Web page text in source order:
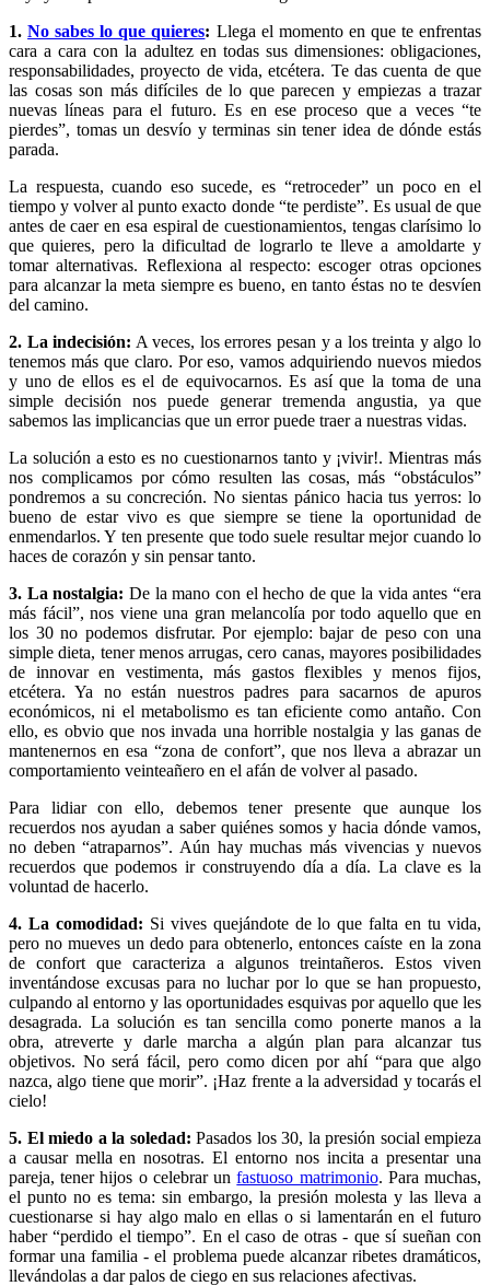
1.No sabes lo que quieres: Llega el momento en que te enfrentas
cara a cara con la adultez en todas sus dimensiones: obligaciones,
responsabilidades, proyecto de vida, etcétera. Te das cuenta de que
las cosas son más difíciles de lo que parecen y empiezas a trazar
nuevas líneas para el futuro. Es en ese proceso que a veces “te
pierdes”, tomas un desvío y terminas sin tener idea de dónde estás
parada.
La respuesta, cuando eso sucede, es “retroceder” un poco en el
tiempo y volver al punto exacto donde “te perdiste”. Es usual de que
antes de caer en esa espiral de cuestionamientos, tengas clarísimo lo
que quieres, pero la dificultad de lograrlo te lleve a amoldarte y
tomar alternativas. Reflexiona al respecto: escoger otras opciones
para alcanzar la meta siempre es bueno, en tanto éstas no te desvíen
del camino.
2. La indecisión: A veces, los errores pesan y a los treinta y algo lo
tenemos más que claro. Por eso, vamos adquiriendo nuevos miedos
y uno de ellos es el de equivocarnos. Es así que la toma de una
simple decisión nos puede generar tremenda angustia, ya que
sabemos las implicancias que un error puede traer a nuestras vidas.
La solución a esto es no cuestionarnos tanto y ¡vivir!. Mientras más
nos complicamos por cómo resulten las cosas, más “obstáculos”
pondremos a su concreción. No sientas pánico hacia tus yerros: lo
bueno de estar vivo es que siempre se tiene la oportunidad de
enmendarlos. Y ten presente que todo suele resultar mejor cuando lo
haces de corazón y sin pensar tanto.
3. La nostalgia: De la mano con el hecho de que la vida antes “era
más fácil”, nos viene una gran melancolía por todo aquello que en
los 30 no podemos disfrutar. Por ejemplo: bajar de peso con una
simple dieta, tener menos arrugas, cero canas, mayores posibilidades
de innovar en vestimenta, más gastos flexibles y menos fijos,
etcétera. Ya no están nuestros padres para sacarnos de apuros
económicos, ni el metabolismo es tan eficiente como antaño. Con
ello, es obvio que nos invada una horrible nostalgia y las ganas de
mantenernos en esa “zona de confort”, que nos lleva a abrazar un
comportamiento veinteañero en el afán de volver al pasado.
Para lidiar con ello, debemos tener presente que aunque los
recuerdos nos ayudan a saber quiénes somos y hacia dónde vamos,
no deben “atraparnos”. Aún hay muchas más vivencias y nuevos
recuerdos que podemos ir construyendo día a día. La clave es la
voluntad de hacerlo.
4. La comodidad: Si vives quejándote de lo que falta en tu vida,
pero no mueves un dedo para obtenerlo, entonces caíste en la zona
de confort que caracteriza a algunos treintañeros. Estos viven
inventándose excusas para no luchar por lo que se han propuesto,
culpando al entorno y las oportunidades esquivas por aquello que les
desagrada. La solución es tan sencilla como ponerte manos a la
obra, atreverte y darle marcha a algún plan para alcanzar tus
objetivos. No será fácil, pero como dicen por ahí “para que algo
nazca, algo tiene que morir”. ¡Haz frente a la adversidad y tocarás el
cielo!
5. El miedo a la soledad: Pasados los 30, la presión social empieza
a causar mella en nosotras. El entorno nos incita a presentar una
pareja, tener hijos o celebrar unfastuoso matrimonio. Para muchas,
el punto no es tema: sin embargo, la presión molesta y las lleva a
cuestionarse si hay algo malo en ellas o si lamentarán en el futuro
haber “perdido el tiempo”. En el caso de otras - que sí sueñan con
formar una familia - el problema puede alcanzar ribetes dramáticos,
llevándolas a dar palos de ciego en sus relaciones afectivas.